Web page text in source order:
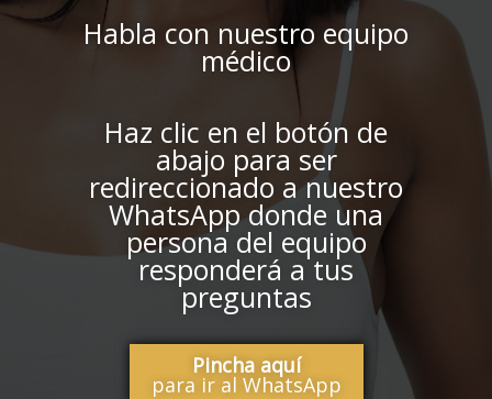
Habla con nuestro equipo
médico
Haz clic en el botón de
abajo para ser
redireccionado a nuestro
WhatsApp donde una
persona del equipo
responderá a tus
preguntas
Pincha aquí
para ir al WhatsApp